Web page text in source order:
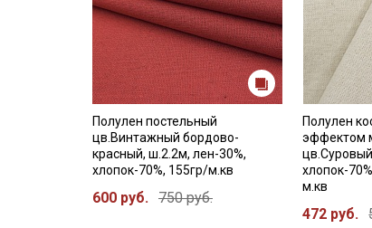
Полулен постельный
цв.Винтажный бордово-
красный, ш.2.2м, лен-30%,
хлопок-70%, 155гр/м.кв
600 руб. 750 руб.
Полулен
эффектом
хлопок-
м.кв
472 руб.